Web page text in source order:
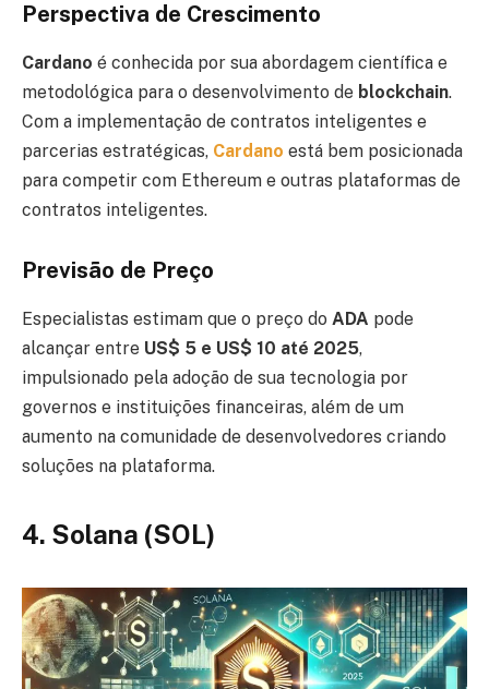
Perspectiva de Crescimento
Cardano é conhecida por sua abordagem científica e
metodológica para o desenvolvimento de blockchain.
Com a implementação de contratos inteligentes e
parcerias estratégicas, Cardano está bem posicionada
para competir com Ethereum e outras plataformas de
contratos inteligentes.
Previsão de Preço
Especialistas estimam que o preço do ADA pode
alcançar entre US$ 5 e US$ 10 até 2025,
impulsionado pela adoção de sua tecnologia por
governos e instituições financeiras, além de um
aumento na comunidade de desenvolvedores criando
soluções na plataforma.
4. Solana (SOL)